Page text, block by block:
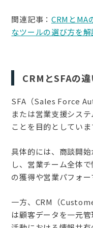
関連記事： CRMとMA
なツールの選び方を解
CRMとSFAの違
SFA（Sales Force
または営業支援シス
ことを目的としていま
具体的には、商談開
し、営業チーム全体
の獲得や営業パフォー
一方、CRM（
は顧客データを一元